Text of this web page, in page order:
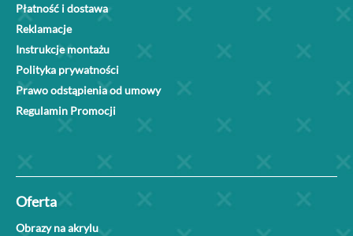
Płatność i dostawa
Reklamacje
Instrukcje montażu
Polityka prywatności
Prawo odstąpienia od umowy
Regulamin Promocji
Oferta
Obrazy na akrylu